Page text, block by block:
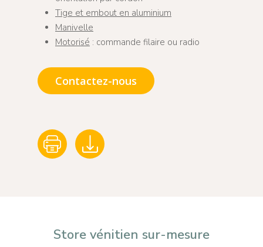
Tige et embout en aluminium
Manivelle
Motorisé : commande filaire ou radio
Contactez-nous
Store vénitien sur-mesure